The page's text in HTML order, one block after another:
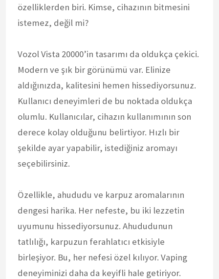
özelliklerden biri. Kimse, cihazının bitmesini
istemez, değil mi?
Vozol Vista 20000’in tasarımı da oldukça çekici.
Modern ve şık bir görünümü var. Elinize
aldığınızda, kalitesini hemen hissediyorsunuz.
Kullanıcı deneyimleri de bu noktada oldukça
olumlu. Kullanıcılar, cihazın kullanımının son
derece kolay olduğunu belirtiyor. Hızlı bir
şekilde ayar yapabilir, istediğiniz aromayı
seçebilirsiniz.
Özellikle, ahududu ve karpuz aromalarının
dengesi harika. Her nefeste, bu iki lezzetin
uyumunu hissediyorsunuz. Ahududunun
tatlılığı, karpuzun ferahlatıcı etkisiyle
birleşiyor. Bu, her nefesi özel kılıyor. Vaping
deneyiminizi daha da keyifli hale getiriyor.